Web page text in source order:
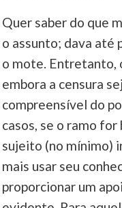
Quer saber do que
o assunto; dava até
o mote. Entretanto,
embora a censura
compreensível do
casos, se o ramo for
sujeito (no mínimo)
mais usar seu
proporcionar um